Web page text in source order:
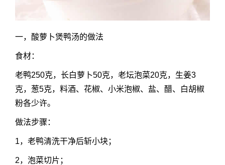
一，酸萝卜煲鸭汤的做法
食材：
老鸭250克，长白萝卜50克，老坛泡菜20克，生姜3
克，葱5克，料酒、花椒、小米泡椒、盐、醋、白胡椒
粉各少许。
做法步骤：
1，老鸭清洗干净后斩小块；
2，泡菜切片；